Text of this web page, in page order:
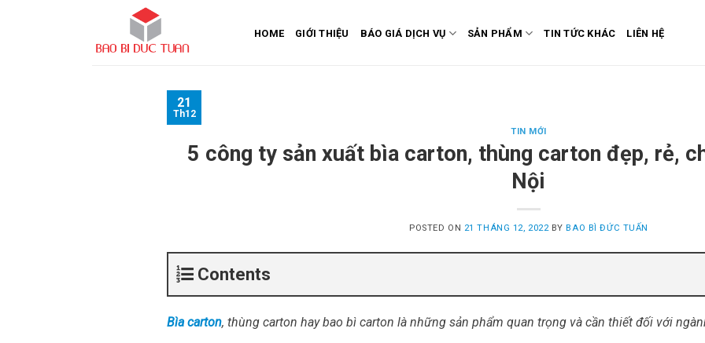
HOME GIỚI THIỆU BÁO GIÁ DỊCH VỤ SẢN PHẨM TIN TỨC KHÁC LIÊN HỆ
21
Th12
TIN MỚI
5 công ty sản xuất bìa carton, thùng carton đẹp, rẻ,
Nội
POSTED ON 21 THÁNG 12, 2022 BYBAO BÌ ĐỨC TUẤN
Contents
Bìa carton, thùng carton hay bao bì carton là những sản phẩm quan trọng và cần thiết đối với